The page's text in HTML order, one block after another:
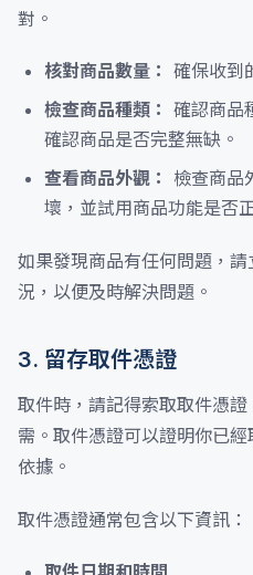
對。
核對商品數量： 確保收到
檢查商品種類： 確認商品
確認商品是否完整無缺。
查看商品外觀：
檢查商品
壞，並試用商品功能是否
如果發現商品有任何問題，
況，以便及時解決問題。
3. 留存取件憑證
取件時，請記得索取取件憑
需。取件憑證可以證明你已
依據。
取件憑證通常包含以下資訊：